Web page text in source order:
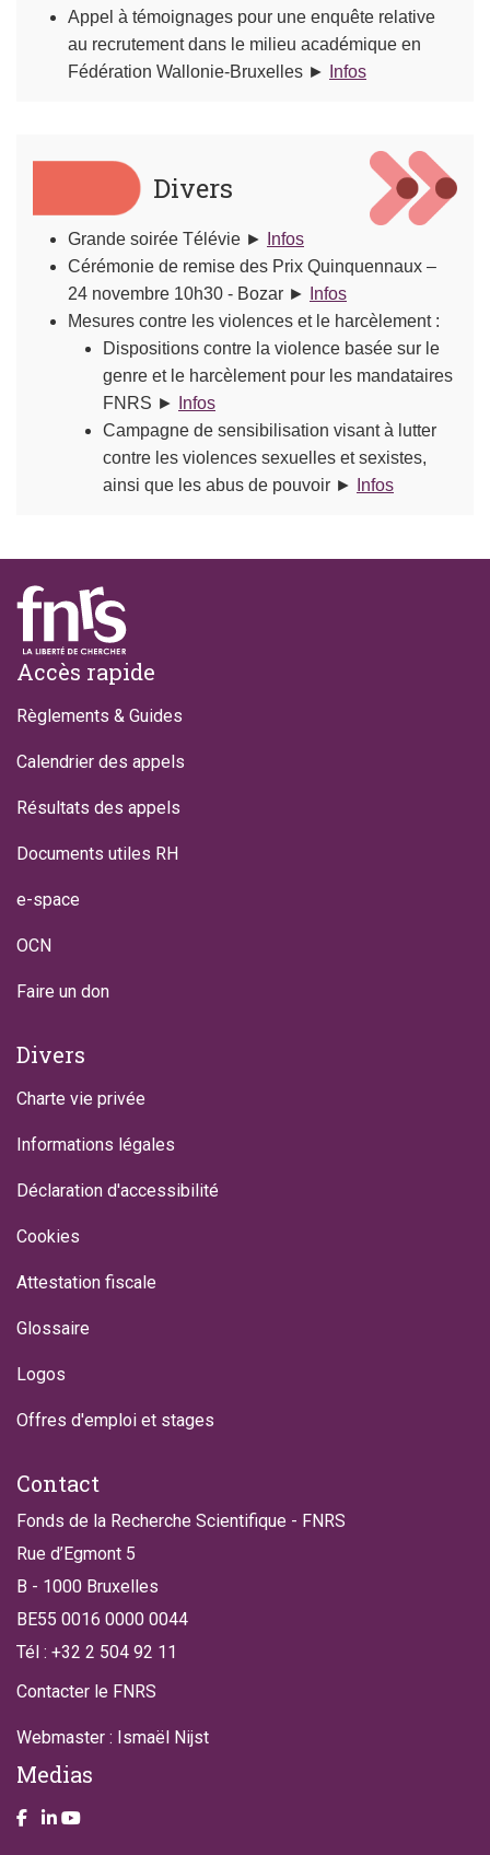
Appel à témoignages pour une enquête relative
au recrutement dans le milieu académique en
Fédération Wallonie-Bruxelles ►
Infos
Divers
Grande soirée Télévie ►
Infos
Cérémonie de remise des Prix Quinquennaux –
24 novembre 10h30 - Bozar ►
Infos
Mesures contre les violences et le harcèlement :
Dispositions contre la violence basée sur le
genre et le harcèlement pour les mandataires
FNRS ►
Infos
Campagne de sensibilisation visant à lutter
contre les violences sexuelles et sexistes,
ainsi que les abus de pouvoir ►
Infos
Footer
Accès rapide
Règlements & Guides
Calendrier des appels
Résultats des appels
Documents utiles RH
e-space
OCN
Faire un don
Divers
Charte vie privée
Informations légales
Déclaration d'accessibilité
Cookies
Attestation fiscale
Glossaire
Logos
Offres d'emploi et stages
Contact
Fonds de la Recherche Scientifique - FNRS
Rue d’Egmont 5
B - 1000 Bruxelles
BE55 0016 0000 0044
Tél : +32 2 504 92 11
Contacter le FNRS
Webmaster : Ismaël Nijst
Medias
Take a look on our facebook page
Take a look on our LinkendIn page